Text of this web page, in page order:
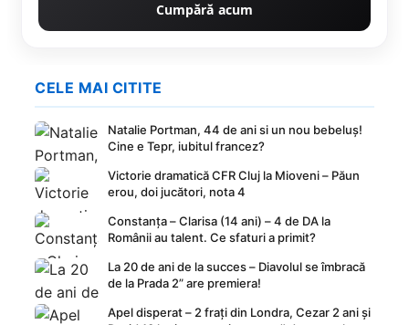
Cumpără acum
CELE MAI CITITE
Natalie Portman, 44 de ani si un nou bebeluș!
Cine e Tepr, iubitul francez?
Victorie dramatică CFR Cluj la Mioveni – Păun
erou, doi jucători, nota 4
Constanța – Clarisa (14 ani) – 4 de DA la
Românii au talent. Ce sfaturi a primit?
La 20 de ani de la succes – Diavolul se îmbracă
de la Prada 2” are premiera!
Apel disperat – 2 frați din Londra, Cezar 2 ani și